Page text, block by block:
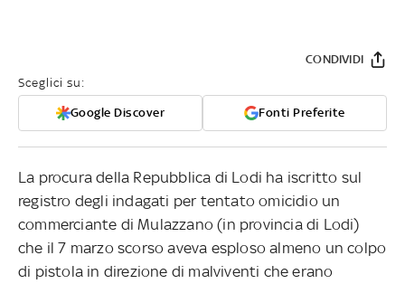
Sceglici su:
Google Discover Fonti Preferite
CONDIVIDI
La procura della Repubblica di Lodi ha iscritto sul
registro degli indagati per tentato omicidio un
commerciante di Mulazzano (in provincia di Lodi)
che il 7 marzo scorso aveva esploso almeno un colpo
di pistola in direzione di malviventi che erano